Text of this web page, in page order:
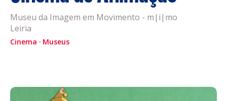
Clubes Desportivos
Política de Privacidade
Museu da Imagem em Movimento - m|i|mo
Leiria
Cinema Museus
CRIAR NOVO